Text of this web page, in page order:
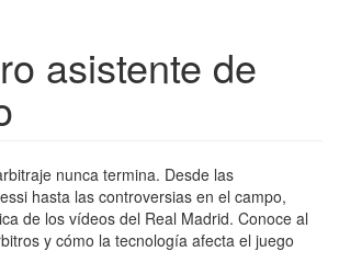
asistente de
nunca termina. Desde las
hasta las controversias en el campo,
de los vídeos del Real Madrid. Conoce al
y cómo la tecnología afecta el juego